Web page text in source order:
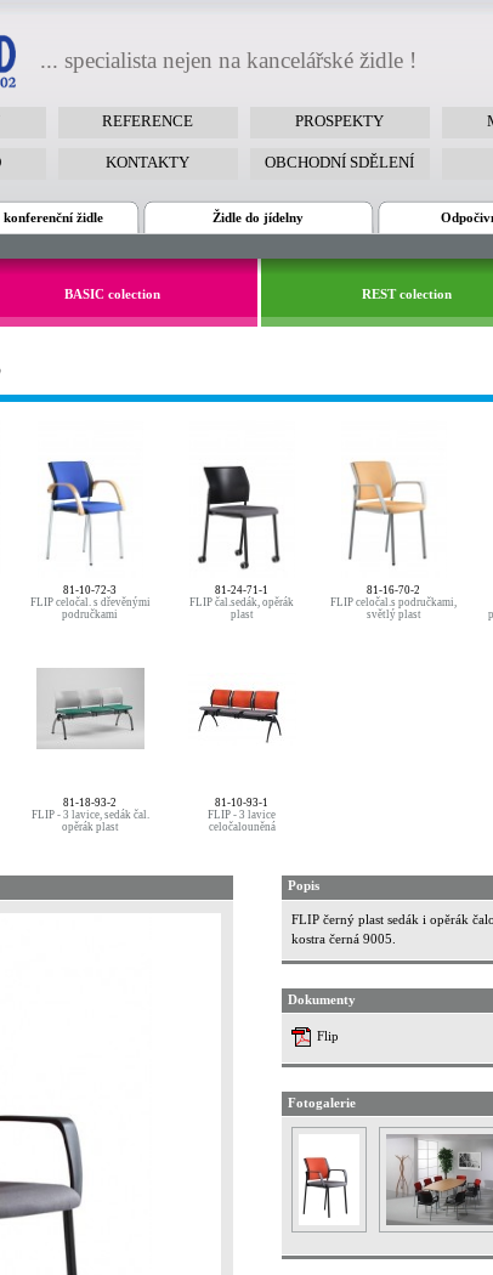
... specialista nejen na kancelářské židle !
REFERENCE PROSPEKTY
KONTAKTY OBCHODNÍ SDĚLENÍ
konferenční židle Židle do jídelny
BASIC colection REST colection
81-10-72-3
FLIP celočal. s dřevěnými
područkami
81-24-71-1
FLIP čal.sedák, opěrák
plast
81-16-70-2
FLIP celočal.s područkami,
světlý plast
81-18-93-2
FLIP - 3 lavice, sedák čal.
opěrák plast
81-10-93-1
FLIP - 3 lavice
celočalouněná
Popis
FLIP černý plast sedák i opěrák
kostra černá 9005.
Dokumenty
Flip
Fotogalerie